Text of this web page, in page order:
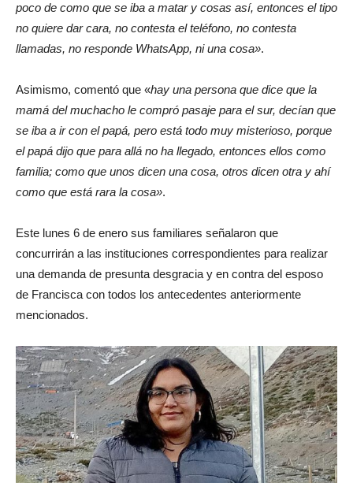
poco de como que se iba a matar y cosas así, entonces el tipo
no quiere dar cara, no contesta el teléfono, no contesta
llamadas, no responde WhatsApp, ni una cosa».
Asimismo, comentó que «hay una persona que dice que la
mamá del muchacho le compró pasaje para el sur, decían que
se iba a ir con el papá, pero está todo muy misterioso, porque
el papá dijo que para allá no ha llegado, entonces ellos como
familia; como que unos dicen una cosa, otros dicen otra y ahí
como que está rara la cosa».
Este lunes 6 de enero sus familiares señalaron que
concurrirán a las instituciones correspondientes para realizar
una demanda de presunta desgracia y en contra del esposo
de Francisca con todos los antecedentes anteriormente
mencionados.